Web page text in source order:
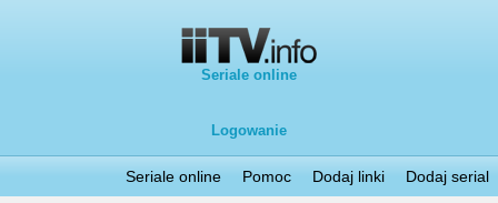
Seriale online
Logowanie
Seriale online Pomoc Dodaj linki Dodaj serial